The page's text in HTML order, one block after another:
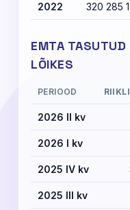
2022 320 285
EMTA
LÕIKES
PERIOOD
2026 II kv
2026 I kv
2025 IV kv
2025 III kv